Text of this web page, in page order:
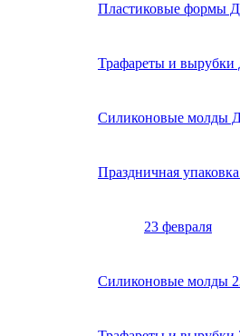
Пластиковые формы
Трафареты и
Силиконовые молды
Праздничная
23 февраля
Силиконовые молды